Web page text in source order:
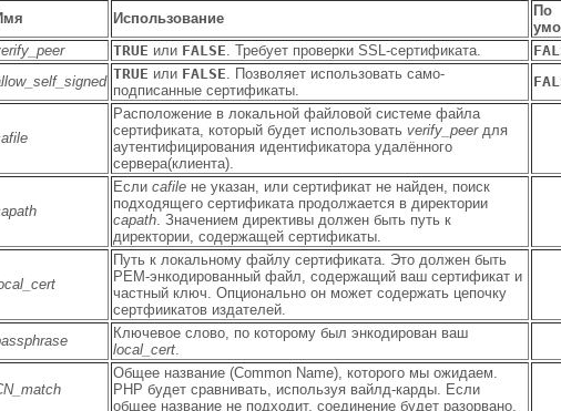
Использование
По
TRUE или FALSE . Требует проверки SSL-сертификата.
TRUE или FALSE . Позволяет использовать само-
подписанные сертификаты.
Расположение в локальной файловой системе файла
сертификата, который будет использовать verify_peerдля
аутентифицирования идентификатора удалённого
сервера(клиента).
Если cafile не указан, или сертификат не найден, поиск
подходящего сертификата продолжается в директории
capath . Значением директивы должен быть путь к
директории, содержащей сертификаты.
Путь к локальному файлу сертификата. Это должен быть
PEM-энкодированный файл, содержащий ваш сертификат и
частный ключ. Опционально он может содержать цепочку
сертфиикатов издателей.
Ключевое слово, по которому был энкодирован ваш
local_cert
Общее название (Common Name), которого мы ожидаем.
PHP будет сравнивать, используя вайлд-карды. Если
общее название не подходит, соединение будет разорвано.